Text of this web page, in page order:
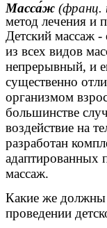
Масса́ж (франц.
метод лечения и
Детский массаж
из всех видов
непрерывный, и
существенно
организмом
большинстве
воздействие на
разработан
адаптированных
массаж.
Какие же должны
проведении